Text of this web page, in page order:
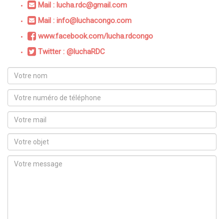
Mail : lucha.rdc@gmail.com
Mail : info@luchacongo.com
www.facebook.com/lucha.rdcongo
Twitter : @luchaRDC